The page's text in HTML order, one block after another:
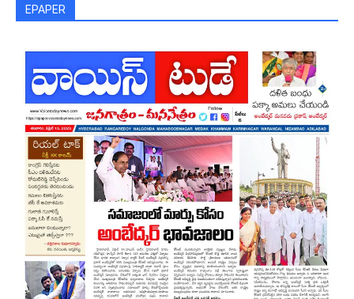
EPAPER